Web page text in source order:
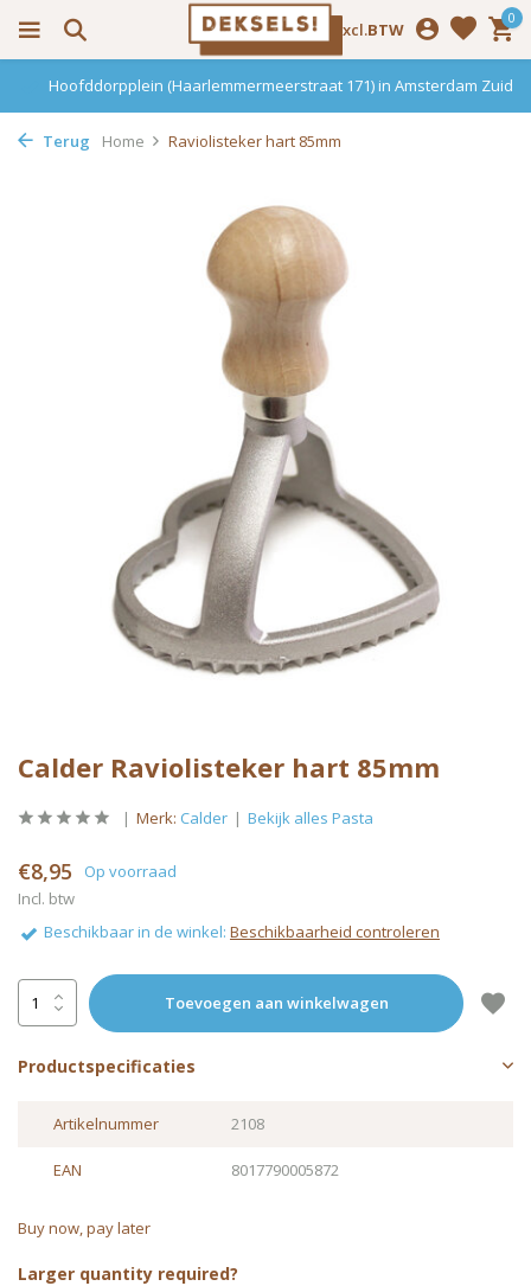
Incl. Excl.BTW
0
Hoofddorpplein (Haarlemmermeerstraat 171) in Amsterdam Zuid
Terug Home Raviolisteker hart 85mm
Calder Raviolisteker hart 85mm
Merk: Calder Bekijk alles Pasta
€8,95
Op voorraad
Incl. btw
Beschikbaar in de winkel: Beschikbaarheid controleren
Toevoegen aan winkelwagen
Productspecificaties
Artikelnummer 2108
EAN 8017790005872
Buy now, pay later
Larger quantity required?